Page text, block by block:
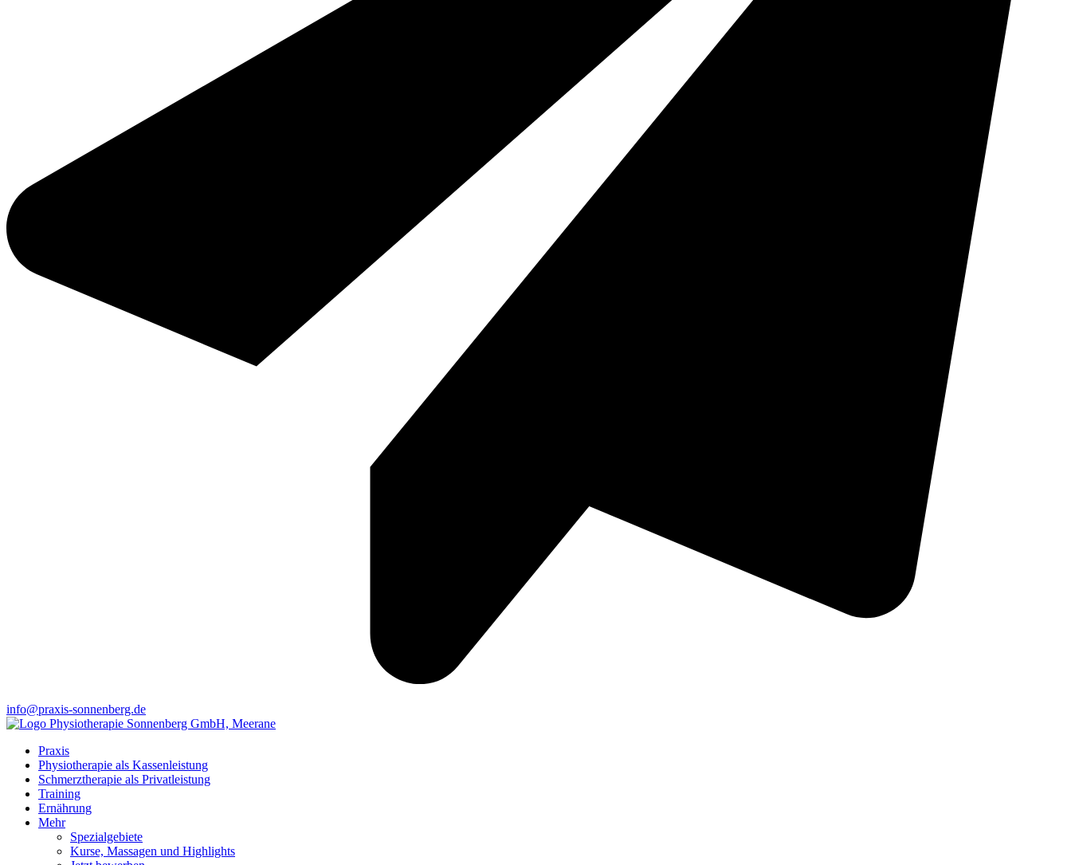
info@praxis-sonnenberg.de
Praxis
Physiotherapie als Kassenleistung
Schmerztherapie als Privatleistung
Training
Ernährung
Mehr
Spezialgebiete
Kurse, Massagen und Highlights